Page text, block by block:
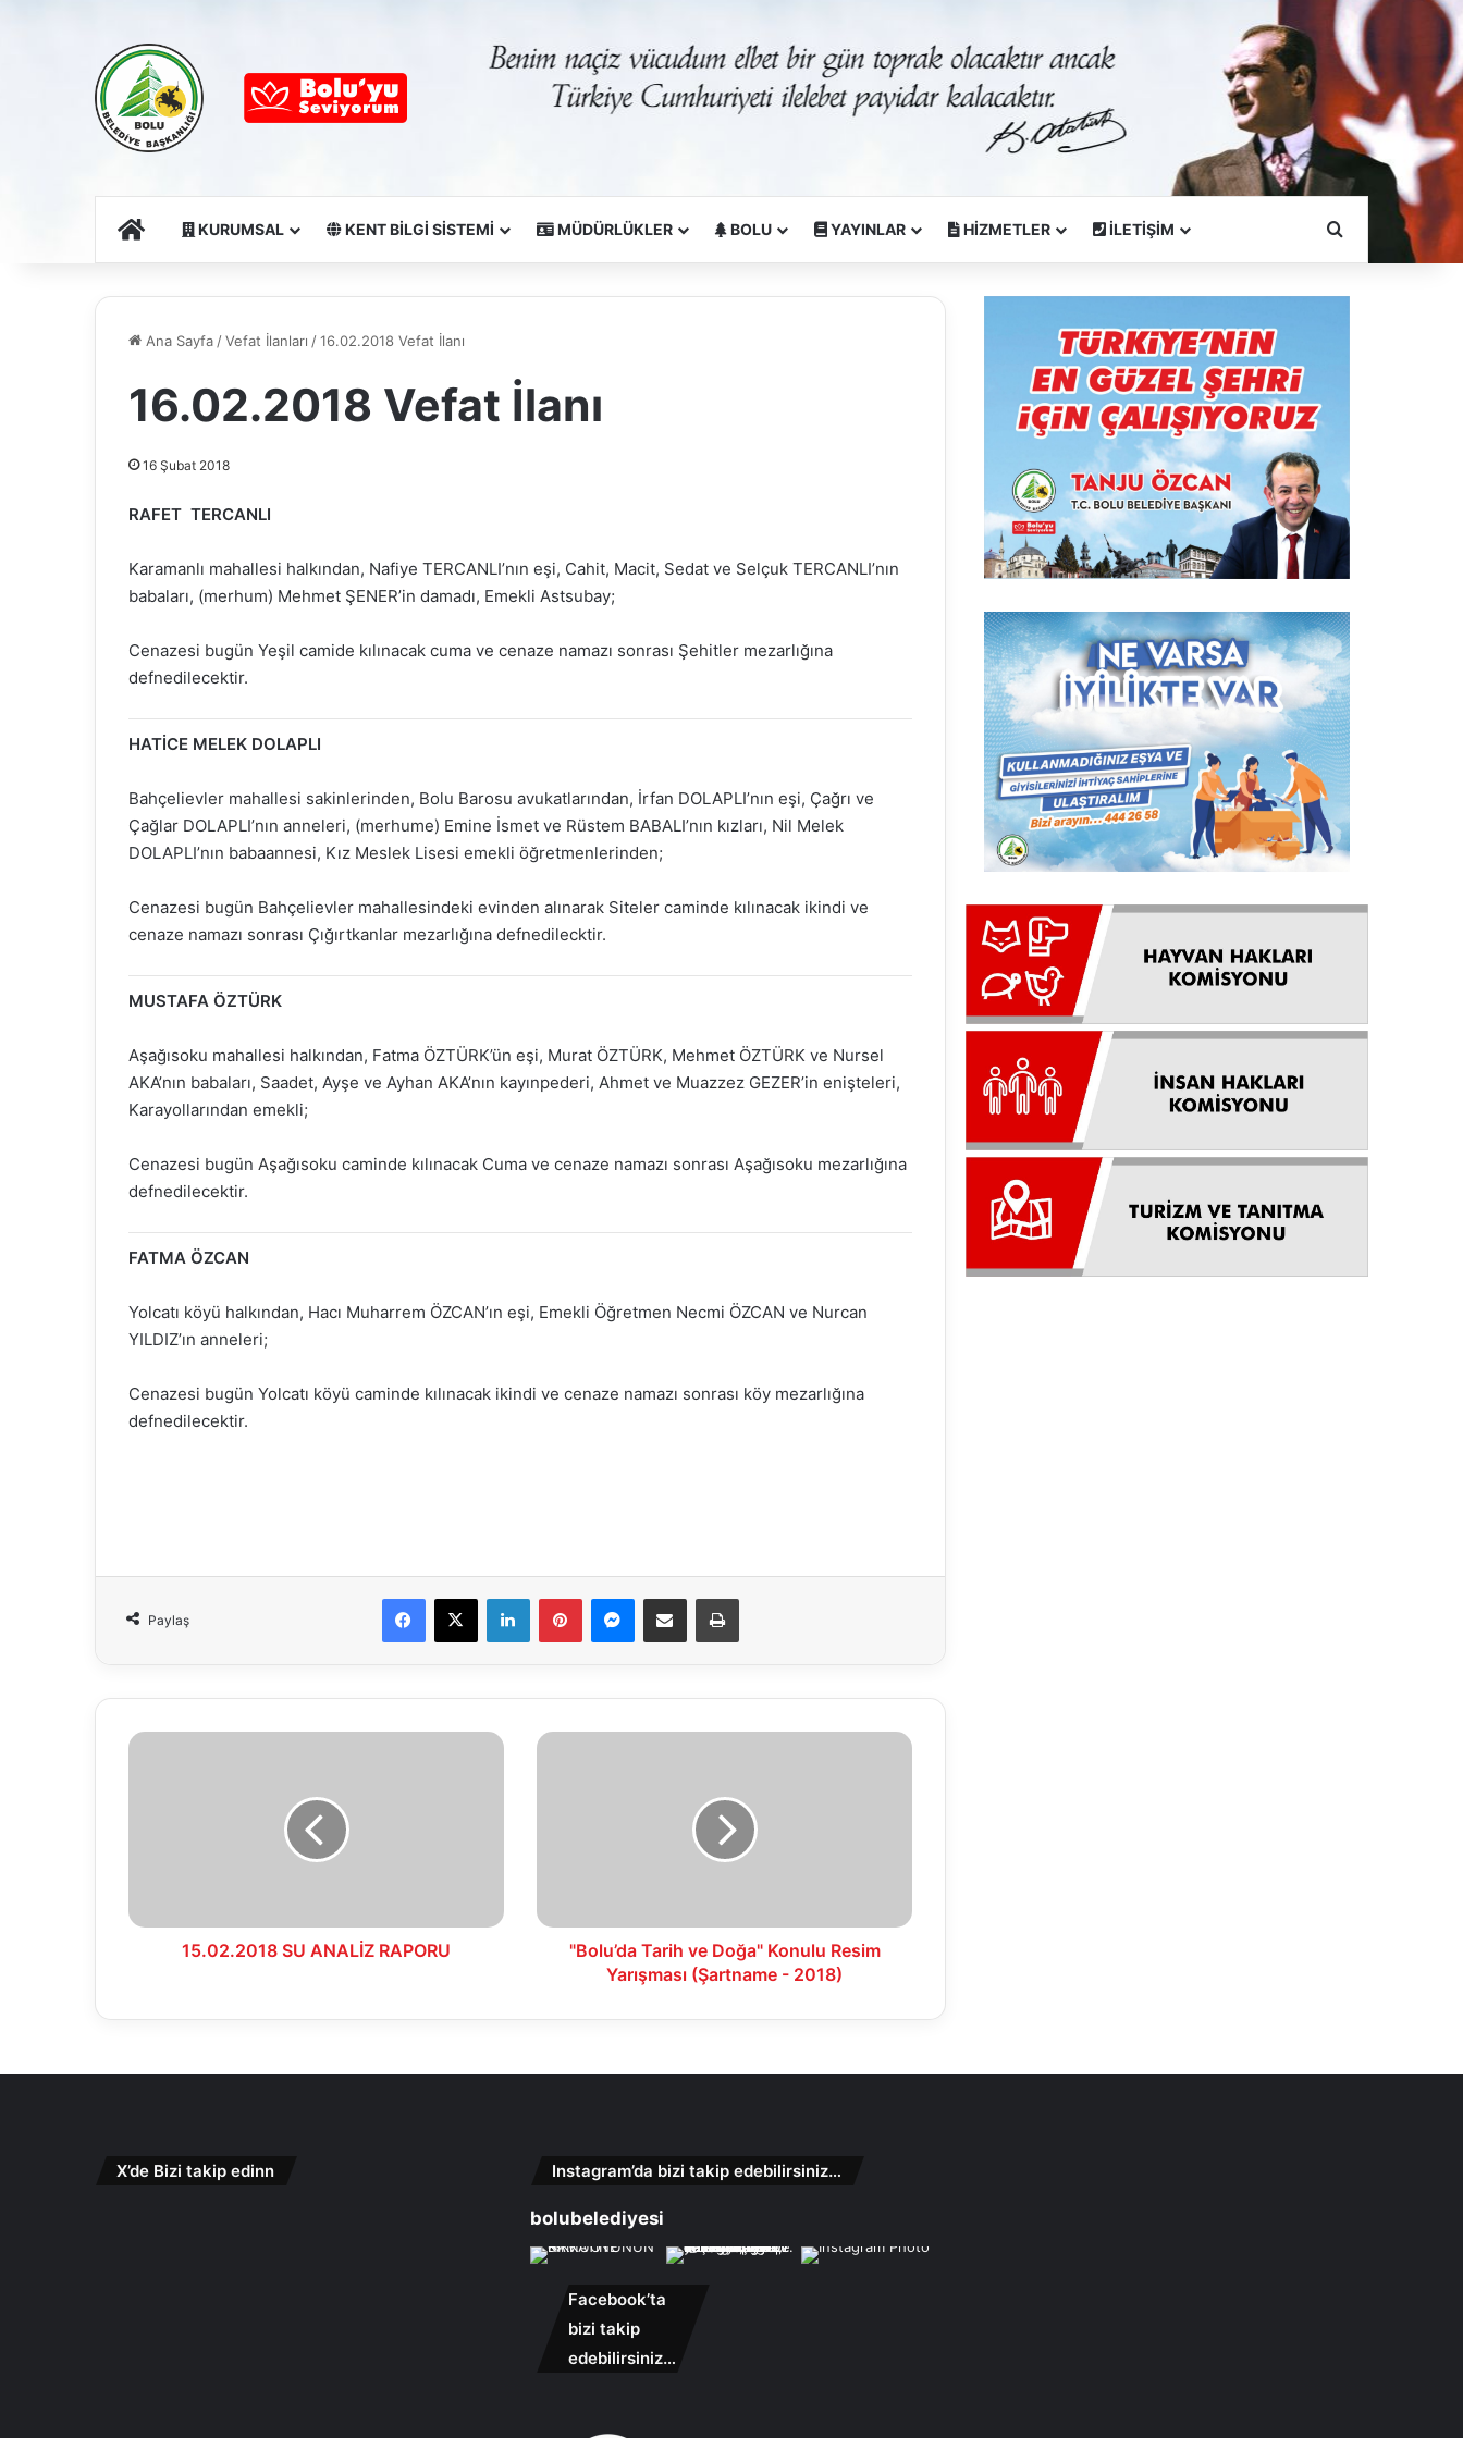
Ana SayfaKURUMSAL KENT BİLGİ SİSTEMİ MÜDÜRLÜKLER BOLU YAYINLAR HİZMETLER İLETİŞİM Arama Yapın
Ana Sayfa /Vefat İlanları /16.02.2018 Vefat İlanı
16.02.2018 Vefat İlanı
16 Şubat 2018
RAFET TERCANLI
Karamanlı mahallesi halkından, Nafiye TERCANLI’nın eşi, Cahit, Macit, Sedat ve Selçuk TERCANLI’nın
babaları, (merhum) Mehmet ŞENER’in damadı, Emekli Astsubay;
Cenazesi bugün Yeşil camide kılınacak cuma ve cenaze namazı sonrası Şehitler mezarlığına
defnedilecektir.
HATİCE MELEK DOLAPLI
Bahçelievler mahallesi sakinlerinden, Bolu Barosu avukatlarından, İrfan DOLAPLI’nın eşi, Çağrı ve
Çağlar DOLAPLI’nın anneleri, (merhume) Emine İsmet ve Rüstem BABALI’nın kızları, Nil Melek
DOLAPLI’nın babaannesi, Kız Meslek Lisesi emekli öğretmenlerinden;
Cenazesi bugün Bahçelievler mahallesindeki evinden alınarak Siteler caminde kılınacak ikindi ve
cenaze namazı sonrası Çığırtkanlar mezarlığına defnedilecktir.
MUSTAFA ÖZTÜRK
Aşağısoku mahallesi halkından, Fatma ÖZTÜRK’ün eşi, Murat ÖZTÜRK, Mehmet ÖZTÜRK ve Nursel
AKA’nın babaları, Saadet, Ayşe ve Ayhan AKA’nın kayınpederi, Ahmet ve Muazzez GEZER’in enişteleri,
Karayollarından emekli;
Cenazesi bugün Aşağısoku caminde kılınacak Cuma ve cenaze namazı sonrası Aşağısoku mezarlığına
defnedilecektir.
FATMA ÖZCAN
Yolcatı köyü halkından, Hacı Muharrem ÖZCAN’ın eşi, Emekli Öğretmen Necmi ÖZCAN ve Nurcan
YILDIZ’ın anneleri;
Cenazesi bugün Yolcatı köyü caminde kılınacak ikindi ve cenaze namazı sonrası köy mezarlığına
defnedilecektir.
Paylaş
Facebook
X LinkedInPinterestMessenger
E-Mail ile paylaş Yazdır
15.02.2018
15.02.2018 SU ANALİZ RAPORU
"Bolu’da
-
2018)"Bolu’da Tarih ve Doğa" Konulu Resim
Yarışması (Şartname - 2018)
X’de Bizi takip edinn Instagram’da bizi takip edebilirsiniz…
bolubelediyesi
Facebook’ta
bizi takip
edebilirsiniz…